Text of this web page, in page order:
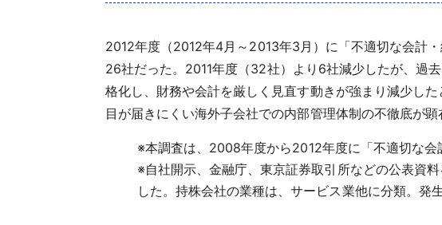
2012年度（2012年4月～2013年3月）に「不適切な会計
26社だった。2011年度（32社）より6社減少したが、過
格化し、財務や会計を厳しく見直す動きが強まり減少し
目が届きにくい海外子会社での内部管理体制の不徹底が顕
※本調査は、2008年度から2012年度に「不適切な
※自社開示、金融庁、東京証券取引所などの公表資
した。持株会社の業種は、サービス業他に分類。発